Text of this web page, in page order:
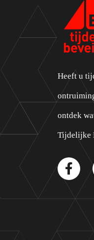
Heeft u
ontdek
Tijdelijke